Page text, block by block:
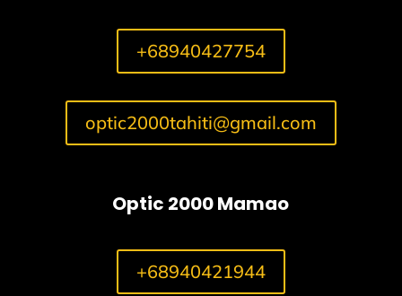
+68940427754
optic2000tahiti@gmail.com
Optic 2000 Mamao
+68940421944